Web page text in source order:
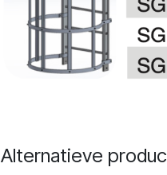
Alternatieve